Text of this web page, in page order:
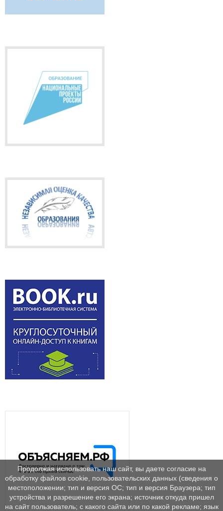
Продолжая использовать наш сайт, вы даете согласие на
обработку файлов cookie, пользовательских данных (сведения о
местоположении; тип и версия ОС; тип и версия Браузера; тип
устройства и разрешение его экрана; источник откуда пришел
на сайт пользователь; с какого сайта или по какой рекламе; язык